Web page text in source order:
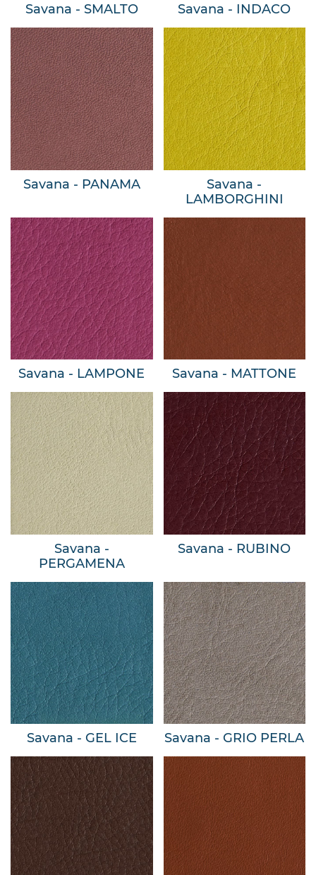
Savana - SMALTO Savana - INDACO
Savana - PANAMA
Savana -
LAMBORGHINI
Savana - LAMPONE Savana - MATTONE
Savana -
PERGAMENA
Savana - RUBINO
Savana - GEL ICE Savana - GRIO PERLA